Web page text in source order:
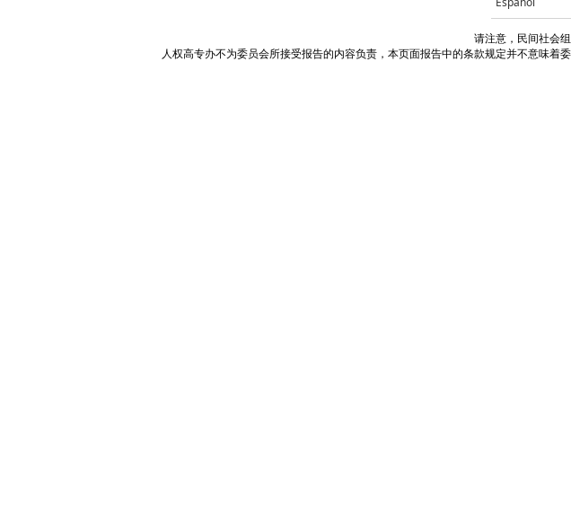
请注意，民间社会
人权高专办不为委员会所接受报告的内容负责，本页面报告中的条款规定并不意味着